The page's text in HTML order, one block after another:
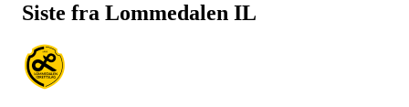
Siste fra Lommedalen IL